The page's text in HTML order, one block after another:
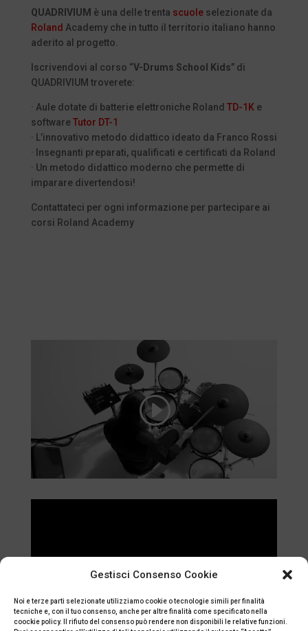
Gestisci Consenso Cookie
Noi e terze parti selezionate utilizziamo cookie o tecnologie simili per finalità
tecniche e, con il tuo consenso, anche per altre finalità come specificato nella
coockie policy. Il rifiuto del consenso può rendere non disponibili le relative funzioni.
QUADRIVIUM è una delle trenta scuoleselezionate da
Roland Academy che in tutto il territorio italiano hanno
aderito al progetto.
Iscrivendovi al corso “V-Drums School Kids” di
QUADRIVIUM troverete:
· Aule dotate di batterie elettroniche Roland TD-1Ke
softwareTutor DT-1
· L’innovativo metodo didattico ideato da Franco Rossi
· Insegnanti preparati, qualificati e certificati da Roland
· Un metodo didattico moderno che permette di
imparare divertendosi!
Contattateci per ogni informazione per partecipare ai
corsi Roland Academy